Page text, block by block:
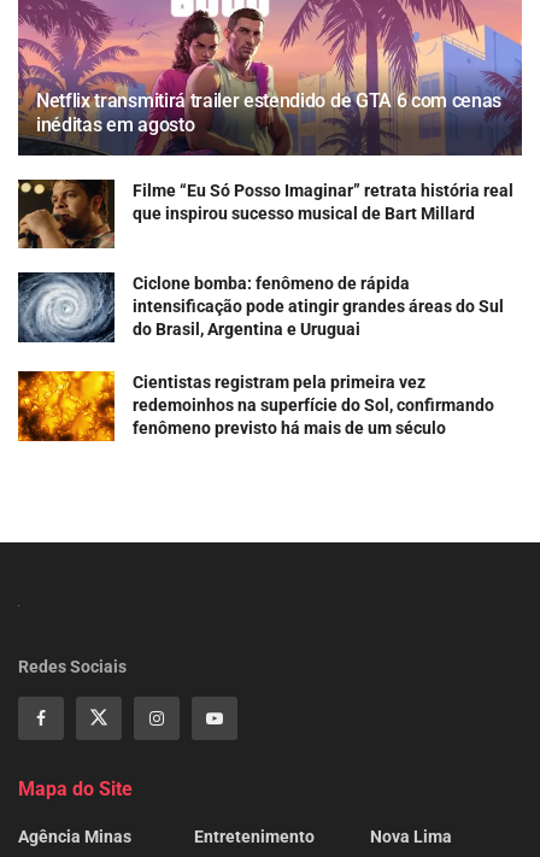
Netflix transmitirá trailer estendido de GTA 6 com cenas
inéditas em agosto
Filme “Eu Só Posso Imaginar” retrata história real
que inspirou sucesso musical de Bart Millard
Ciclone bomba: fenômeno de rápida
intensificação pode atingir grandes áreas do Sul
do Brasil, Argentina e Uruguai
Cientistas registram pela primeira vez
redemoinhos na superfície do Sol, confirmando
fenômeno previsto há mais de um século
Redes Sociais
Mapa do Site
Agência Minas
Entretenimento
Nova Lima